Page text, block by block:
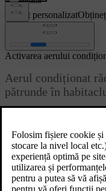
Suport personalizat
Conectează-te
Activarea aerului
Aerul condiționat
pătrunde în
dezactiva automat pentru
Pentru ca aerul
portierele și portbagajul